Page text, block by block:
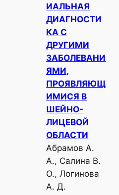
ИАЛЬНАЯ
ДИАГНОСТИ
КА С
ДРУГИМИ
ЗАБОЛЕВАНИ
ЯМИ,
ПРОЯВЛЯЮЩ
ИМИСЯ В
ШЕЙНО-
ЛИЦЕВОЙ
ОБЛАСТИ
Абрамов А.
А., Салина В.
О., Логинова
А. Д.